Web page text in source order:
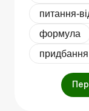
питання-
формула